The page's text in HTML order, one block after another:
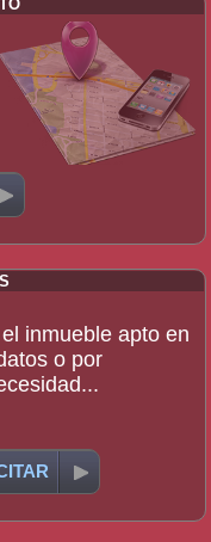
inmueble apto en
o por